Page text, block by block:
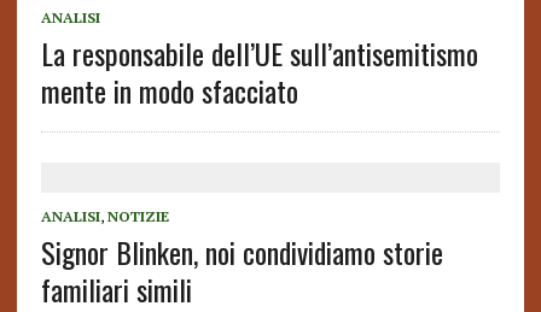
ANALISI
La responsabile dell’UE sull’antisemitismo
mente in modo sfacciato
ANALISI, NOTIZIE
Signor Blinken, noi condividiamo storie
familiari simili